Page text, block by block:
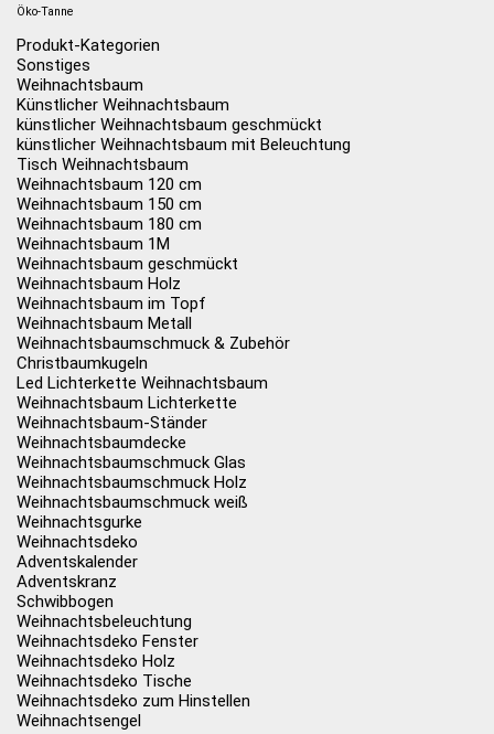
Öko-Tanne
Produkt-Kategorien
Sonstiges
Weihnachtsbaum
Künstlicher Weihnachtsbaum
künstlicher Weihnachtsbaum geschmückt
künstlicher Weihnachtsbaum mit Beleuchtung
Tisch Weihnachtsbaum
Weihnachtsbaum 120 cm
Weihnachtsbaum 150 cm
Weihnachtsbaum 180 cm
Weihnachtsbaum 1M
Weihnachtsbaum geschmückt
Weihnachtsbaum Holz
Weihnachtsbaum im Topf
Weihnachtsbaum Metall
Weihnachtsbaumschmuck & Zubehör
Christbaumkugeln
Led Lichterkette Weihnachtsbaum
Weihnachtsbaum Lichterkette
Weihnachtsbaum-Ständer
Weihnachtsbaumdecke
Weihnachtsbaumschmuck Glas
Weihnachtsbaumschmuck Holz
Weihnachtsbaumschmuck weiß
Weihnachtsgurke
Weihnachtsdeko
Adventskalender
Adventskranz
Schwibbogen
Weihnachtsbeleuchtung
Weihnachtsdeko Fenster
Weihnachtsdeko Holz
Weihnachtsdeko Tische
Weihnachtsdeko zum Hinstellen
Weihnachtsengel